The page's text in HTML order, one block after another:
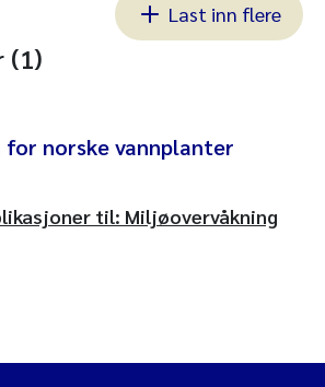
Last inn flere
(1)
norske vannplanter
til: Miljøovervåkning